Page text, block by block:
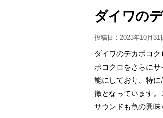
ダイワの
投稿日： 2023年10月31
ダイワのデカポコ
ポコクロをさらに
能にしており、特
徴となっています
サウンドも魚の興味